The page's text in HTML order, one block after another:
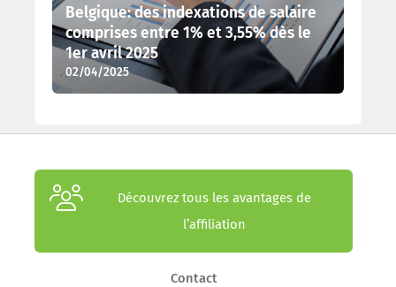
Belgique: des indexations de salaire
comprises entre 1% et 3,55% dès le
1er avril 2025
02/04/2025
Découvrez tous les avantages de
l’affiliation
Contact